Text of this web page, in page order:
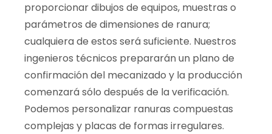
proporcionar dibujos de equipos, muestras o
parámetros de dimensiones de ranura;
cualquiera de estos será suficiente. Nuestros
ingenieros técnicos prepararán un plano de
confirmación del mecanizado y la producción
comenzará sólo después de la verificación.
Podemos personalizar ranuras compuestas
complejas y placas de formas irregulares.